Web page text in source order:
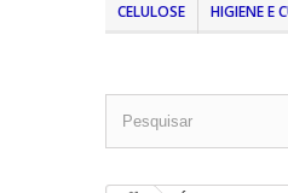
CELULOSE HIGIENE E